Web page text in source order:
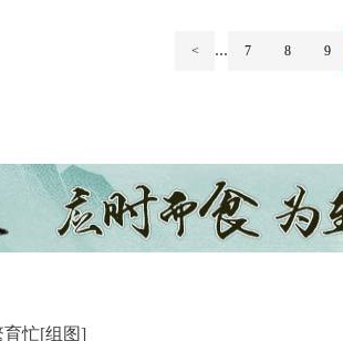
< ... 7 8 9
育忙[组图]